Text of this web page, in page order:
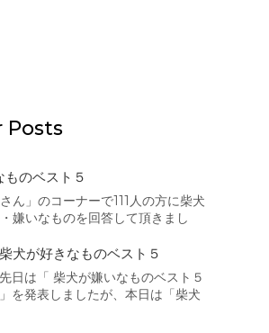
Posts
ものベスト５
ん」のコーナーで111人の方に柴犬
嫌いなものを回答して頂きまし
ものベスト５を発表したいと思い
発表致します。 第5位
・・・ 猫 散歩の途中でよく出会...
柴犬が好きなものベスト５
先日は「 柴犬が嫌いなものベスト５
」を発表しましたが、本日は「柴犬